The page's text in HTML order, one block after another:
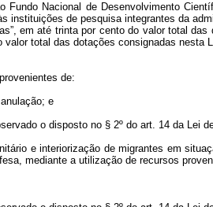
Nacional de Desenvolvimento
instituições de pesquisa integrantes da
em até trinta por cento do valor total
total das dotações consignadas
de:
e
o disposto no § 2º do art. 14 da Lei
e interiorização de migrantes em
mediante a utilização de recursos